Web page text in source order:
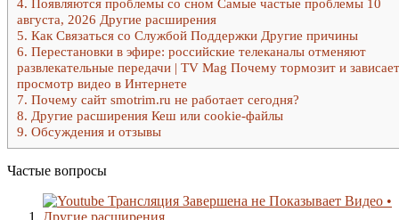
августа, 2026 Другие расширения
5. Как Связаться со Службой Поддержки Другие причины
6. Перестановки в эфире: российские телеканалы отменяют
развлекательные передачи | TV Mag Почему тормозит и зависает
просмотр видео в Интернете
7. Почему сайт smotrim.ru не работает сегодня?
8. Другие расширения Кеш или cookie-файлы
9. Обсуждения и отзывы
Частые вопросы